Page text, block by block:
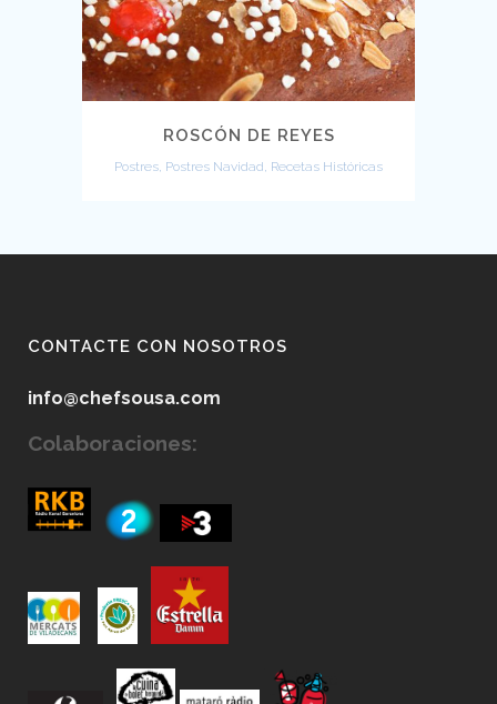
ROSCÓN DE REYES
Postres, Postres Navidad, Recetas Históricas
CONTACTE CON NOSOTROS
info@chefsousa.com
Colaboraciones: